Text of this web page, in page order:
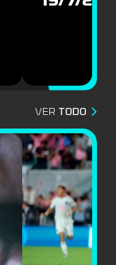
VER TODO